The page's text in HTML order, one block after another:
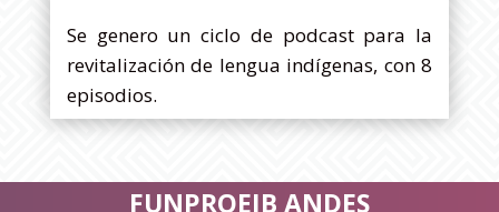
Se genero un ciclo de podcast para la
revitalización de lengua indígenas, con 8
episodios.
FUNPROEIB ANDES